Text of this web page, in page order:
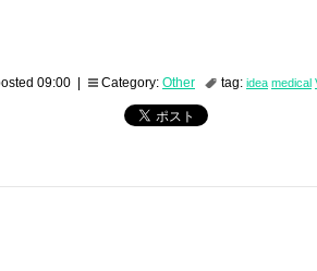
09:00 | Category: Other tag: idea medical